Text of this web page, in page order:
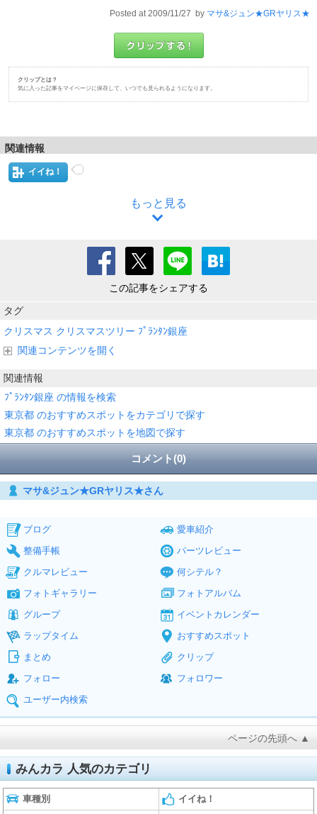
Posted at 2009/11/27 by マサ&ジュン★GRヤリス★
クリップとは？
気に入った記事をマイページに保存して、いつでも見られるようになります。
関連情報
イイね！
もっと見る
この記事をシェアする
タグ
クリスマス クリスマスツリー ﾌﾟﾗﾝﾀﾝ銀座
関連コンテンツを開く
関連情報
ﾌﾟﾗﾝﾀﾝ銀座 の情報を検索
東京都 のおすすめスポットをカテゴリで探す
東京都 のおすすめスポットを地図で探す
コメント(0)
マサ&ジュン★GRヤリス★さん
ブログ
愛車紹介
整備手帳
パーツレビュー
クルマレビュー
何シテル？
フォトギャラリー
フォトアルバム
グループ
イベントカレンダー
ラップタイム
おすすめスポット
まとめ
クリップ
フォロー
フォロワー
ユーザー内検索
ページの先頭へ ▲
みんカラ 人気のカテゴリ
車種別 イイね！